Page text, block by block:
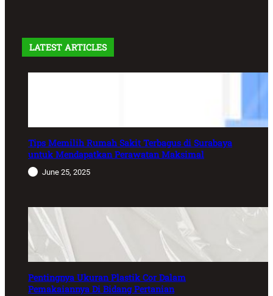
LATEST ARTICLES
Tips Memilih Rumah Sakit Terbagus di Surabaya
untuk Mendapatkan Perawatan Maksimal
June 25, 2025
Pentingnya Ukuran Plastik Cor Dalam
Pemakaiannya Di Bidang Pertanian